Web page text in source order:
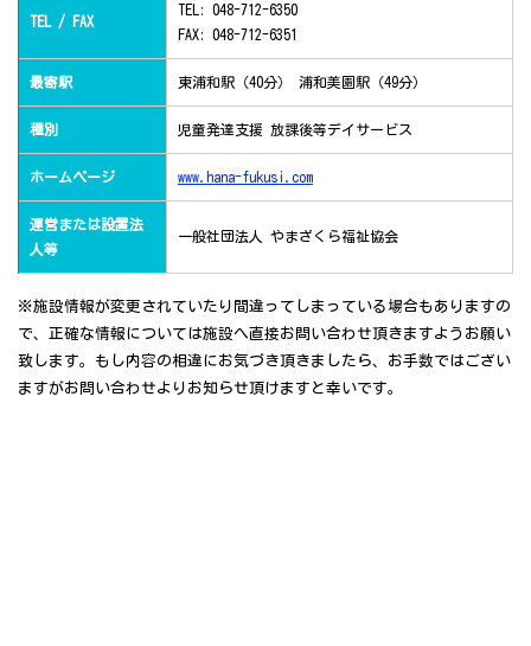
TEL / FAX
TEL: 048-712-6350
FAX: 048-712-6351
最寄駅 東浦和駅（40分） 浦和美園駅（49分）
種別 児童発達支援 放課後等デイサービス
ホームページ www.hana-fukusi.com
運営または設置法
人等
一般社団法人 やまざくら福祉協会
※施設情報が変更されていたり間違ってしまっている場合もありますの
で、正確な情報については施設へ直接お問い合わせ頂きますようお願い
致します。もし内容の相違にお気づき頂きましたら、お手数ではござい
ますがお問い合わせよりお知らせ頂けますと幸いです。